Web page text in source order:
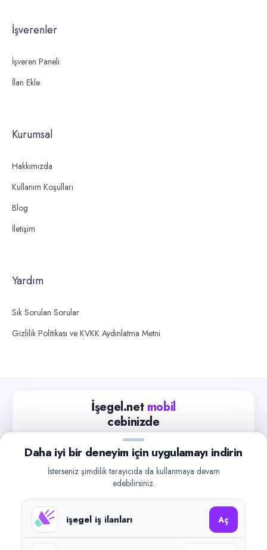
İşverenler
İşveren Paneli
İlan Ekle
Kurumsal
Hakkımızda
Kullanım Koşulları
Blog
İletişim
Yardım
Sık Sorulan Sorular
Gizlilik Politikası ve KVKK Aydınlatma Metni
İşegel.net mobil
cebinizde
Güncel iş ilanlarını takip edin, işverenlerle hızlıca
iletişime geçin.
Google Play
Daha iyi bir deneyim için uygulamayı indirin
İsterseniz şimdilik tarayıcıda da kullanmaya devam
edebilirsiniz.
işegel iş ilanları Aç